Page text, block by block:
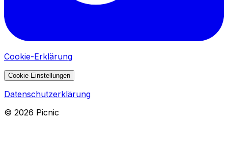
Cookie-Erklärung
Cookie-Einstellungen
Datenschutzerklärung
© 2026 Picnic